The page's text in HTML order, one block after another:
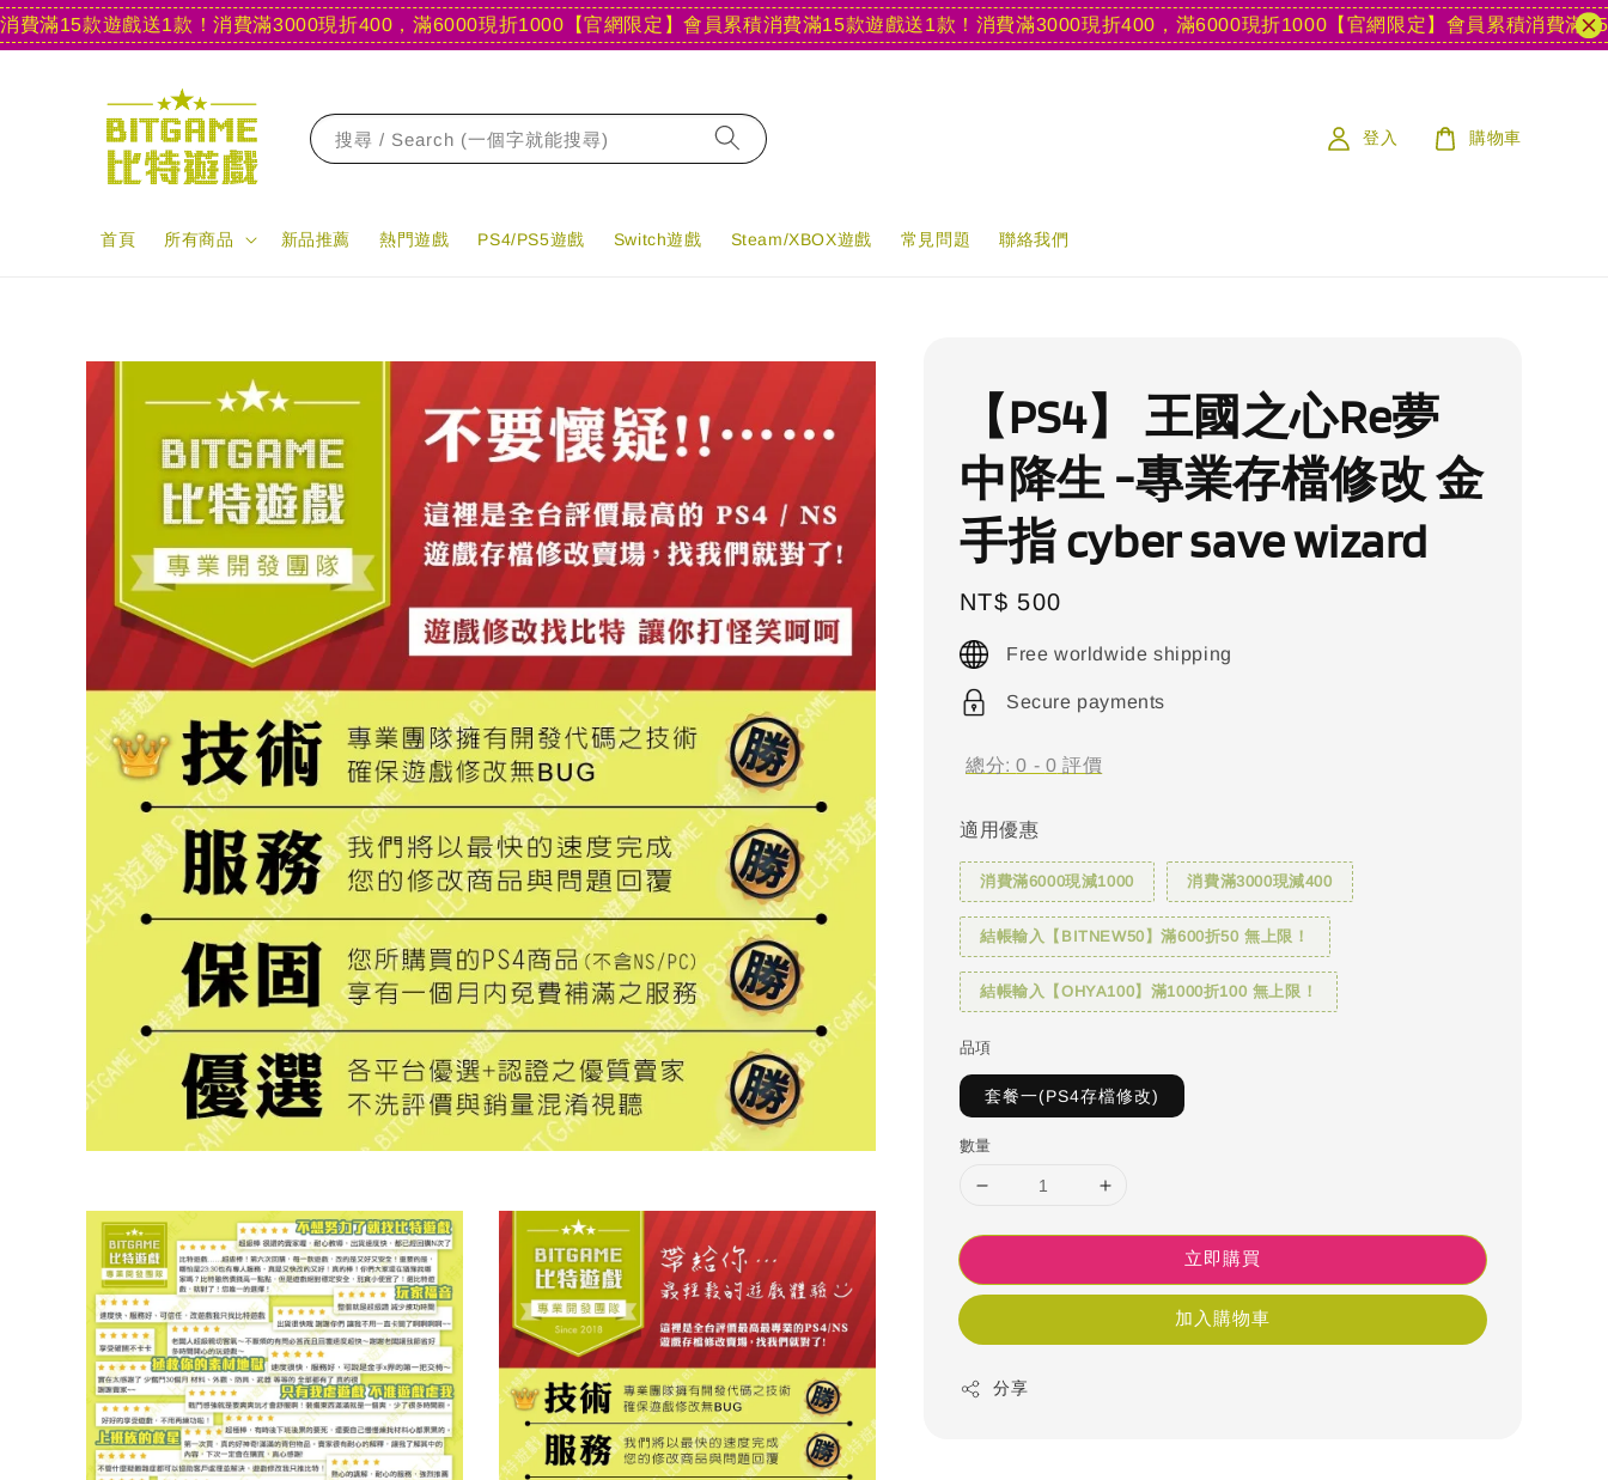
15款遊戲送1款！消費滿3000現折400，滿6000現折1000【官網限定】會員累積消費滿15款遊戲送1款！消費滿3000現折400，滿6000現折1000【官網限定】會員累積消費滿15款遊
搜尋 / Search (一個字就能搜尋)
首頁 所有商品 新品推薦 熱門遊戲 PS4/PS5遊戲 Switch遊戲 Steam/XBOX遊戲 常見問題 聯絡我們
登入 購物車
【PS4】 王國之心Re夢
中降生 -專業存檔修改 金
手指 cyber save wizard
Regular
price
NT$ 500
Free worldwide shipping
Secure payments
總分:0 - 0 評價
適用優惠
消費滿6000現減1000 消費滿3000現減400
結帳輸入【BITNEW50】滿600折50 無上限！
結帳輸入【OHYA100】滿1000折100 無上限！
品項
套餐一(PS4存檔修改)
數量
立即購買
加入購物車
分享